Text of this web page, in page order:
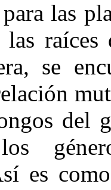
las
las
se
del
es